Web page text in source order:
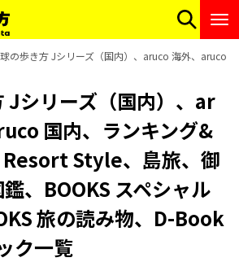
の歩き方 Jシリーズ（国内）、aruco 海外、aruco
Jシリーズ（国内）、ar
国内、ランキング&
Resort Style、島旅、御
、BOOKS スペシャル
旅の読み物、D-Book
ク一覧